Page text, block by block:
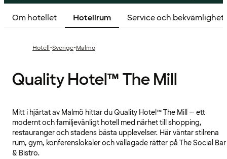
Om hotellet Hotellrum Service och
Hotell·Sverige·Malmö
Quality Hotel™ The Mill
Mitt i hjärtat av Malmö hittar du Quality Hotel™ The Mill – ett
modernt och familjevänligt hotell med närhet till shopping,
restauranger och stadens bästa upplevelser. Här väntar stilrena
rum, gym, konferenslokaler och vällagade rätter på The Social Bar
& Bistro.